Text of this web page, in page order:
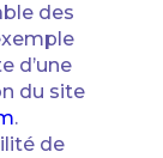
des
d’une
du site
.
de